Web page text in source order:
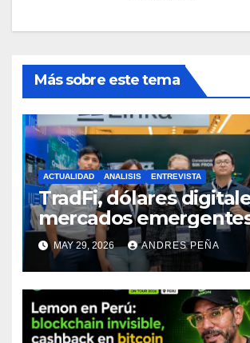
Más sobre este tema
ACTUALIDAD ANALISIS ENTREVISTA
TradFi, dólares
mercados
oportunidad de
infraestructuras
en Latinoamérica
MAY 29, 2026 ANDRES PEÑA